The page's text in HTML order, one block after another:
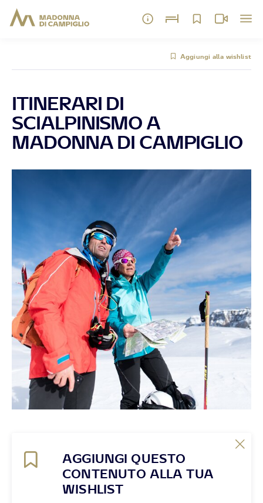
Aggiungi alla wishlist
ITINERARI DI
SCIALPINISMO A
MADONNA DI CAMPIGLIO
AGGIUNGI QUESTO
CONTENUTO ALLA TUA
WISHLIST